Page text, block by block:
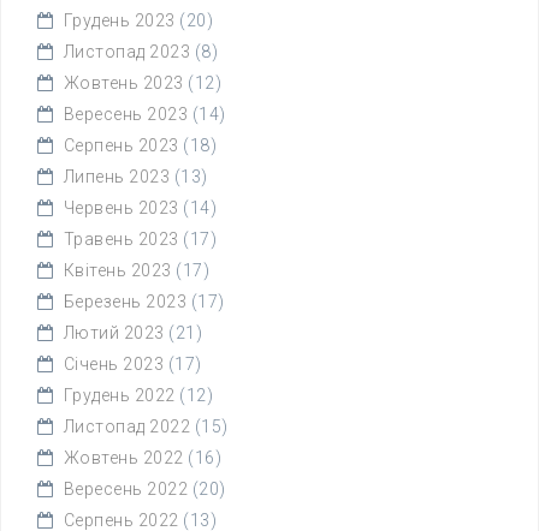
Грудень 2023 (20)
Листопад 2023 (8)
Жовтень 2023 (12)
Вересень 2023 (14)
Серпень 2023 (18)
Липень 2023 (13)
Червень 2023 (14)
Травень 2023 (17)
Квітень 2023 (17)
Березень 2023 (17)
Лютий 2023 (21)
Січень 2023 (17)
Грудень 2022 (12)
Листопад 2022 (15)
Жовтень 2022 (16)
Вересень 2022 (20)
Серпень 2022 (13)